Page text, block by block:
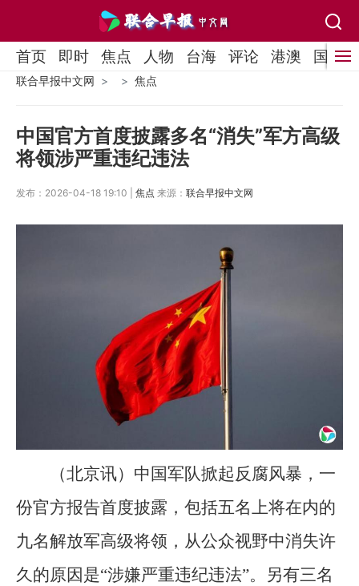
首页 即时 焦点 人物 台海 评论 港澳 国际
联合早报中文网 焦点
中国官方首度披露多名“消失”军方高级
将领涉严重违纪违法
发布：2026-04-18 19:10 | 焦点 来源： 联合早报中文网
（北京讯）中国军队掀起反腐风暴，一
份官方报告首度披露，包括五名上将在内的
九名解放军高级将领，从公众视野中消失许
久的原因是“涉嫌严重违纪违法”。另有三名